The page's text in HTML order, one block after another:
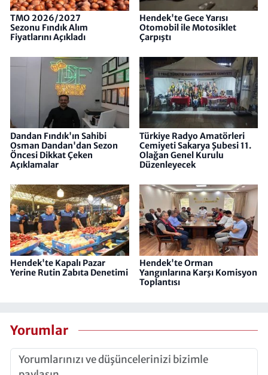
TMO 2026/2027
Sezonu Fındık Alım
Fiyatlarını Açıkladı
Hendek'te Gece Yarısı
Otomobil ile Motosiklet
Çarpıştı
Dandan Fındık'ın Sahibi
Osman Dandan'dan Sezon
Öncesi Dikkat Çeken
Açıklamalar
Türkiye Radyo Amatörleri
Cemiyeti​​​​​​​ Sakarya Şubesi 11.
Olağan Genel Kurulu
Düzenleyecek
Hendek'te Kapalı Pazar
Yerine Rutin Zabıta Denetimi
Hendek'te Orman
Yangınlarına Karşı Komisyon
Toplantısı
Yorumlar